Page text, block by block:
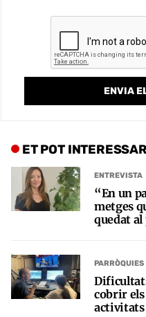
ET POT INTERESSAR
ENTREVISTA
“En un
metges
quedat al
PARRÒQUIES
cobrir
activitats